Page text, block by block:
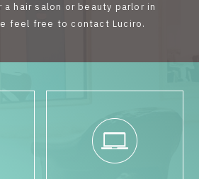
hair salon or beauty parlor in
feel free to contact Luciro.